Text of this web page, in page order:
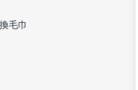
毛巾